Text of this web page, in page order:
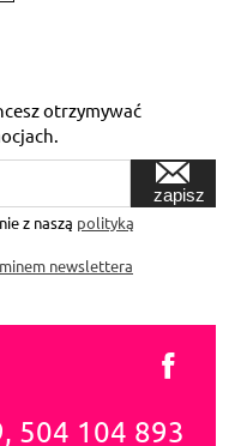
otrzymywać
zapisz
z naszą polityką
newslettera
504 104 893